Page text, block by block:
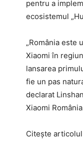
pentru a
ecosistemul
„România este
Xiaomi în
lansarea
fie un pas
declarat
Xiaomi
Citește